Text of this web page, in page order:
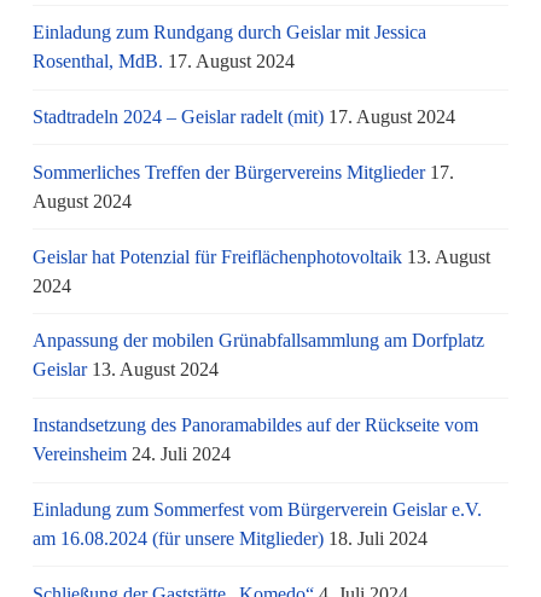
Einladung zum Rundgang durch Geislar mit Jessica
Rosenthal, MdB. 17. August 2024
Stadtradeln 2024 – Geislar radelt (mit) 17. August 2024
Sommerliches Treffen der Bürgervereins Mitglieder 17.
August 2024
Geislar hat Potenzial für Freiflächenphotovoltaik 13. August
2024
Anpassung der mobilen Grünabfallsammlung am Dorfplatz
Geislar 13. August 2024
Instandsetzung des Panoramabildes auf der Rückseite vom
Vereinsheim 24. Juli 2024
Einladung zum Sommerfest vom Bürgerverein Geislar e.V.
am 16.08.2024 (für unsere Mitglieder) 18. Juli 2024